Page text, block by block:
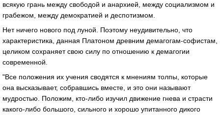
всякую грань между свободой и анархией, между социализмом и
грабежом, между демократией и деспотизмом.
Нет ничего нового под луной. Поэтому неудивительно, что
характеристика, данная Платоном древним демагогам-софистам,
целиком сохраняет свою силу по отношению к демагогии
современной.
"Все положения их учения сводятся к мнениям толпы, которые
она высказывает, собравшись вместе, и это они называют
мудростью. Положим, кто-либо изучил движение гнева и страсти
какого-либо большого, сильного и хорошо упитанного дикого